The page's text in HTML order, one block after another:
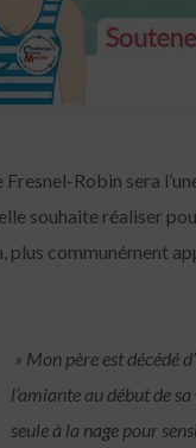
Robin sera
souhaite réaliser
communément
» Mon père est décédé
l’amiante au début de
seule à la nage pour